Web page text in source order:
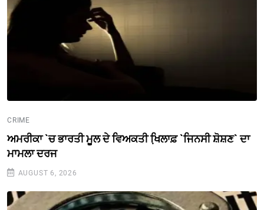
CRIME
ਅਮਰੀਕਾ `ਚ ਭਾਰਤੀ ਮੂਲ ਦੇ ਵਿਅਕਤੀ ਖਿ਼ਲਾਫ਼ `ਜਿਨਸੀ ਸ਼ੋਸ਼ਣ` ਦਾ
ਮਾਮਲਾ ਦਰਜ
AUGUST 6, 2026